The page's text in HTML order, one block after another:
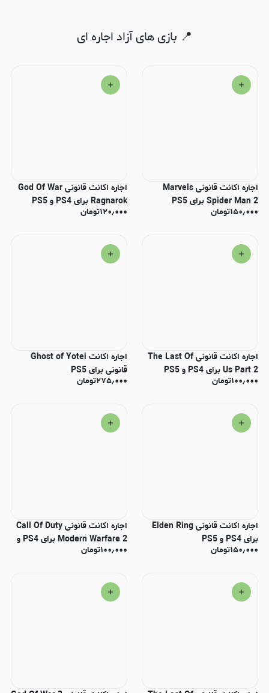
📍 بازی های آزاد اجاره ای
اجاره اکانت قانونی Marvels
Spider Man 2 برای PS5
۱۵۰٫۰۰۰تومان
اجاره اکانت قانونی God Of War
Ragnarok برای PS4 و PS5
۱۲۰٫۰۰۰تومان
اجاره اکانت قانونی The Last Of
Us Part 2 برای PS4 و PS5
۱۰۰٫۰۰۰تومان
اجاره اکانت Ghost of Yotei
قانونی برای PS5
۲۷۵٫۰۰۰تومان
اجاره اکانت قانونی Elden Ring
برای PS4 و PS5
۱۵۰٫۰۰۰تومان
اجاره اکانت قانونی Call Of Duty
Modern Warfare 2 برای PS4 و
PS5
۱۰۰٫۰۰۰تومان